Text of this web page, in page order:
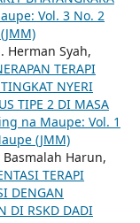
Vol. 3 No. 2
Herman Syah,
TERAPI
NYERI
TIPE 2 DI MASA
na Maupe: Vol. 1
(JMM)
Harun,
TERAPI
DENGAN
DI RSKD DADI